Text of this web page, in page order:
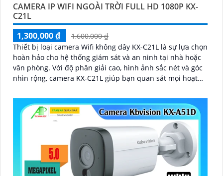
CAMERA IP WIFI NGOÀI TRỜI FULL HD 1080P KX-
C21L
1,300,000 ₫
1,600,000 ₫
Thiết bị loại camera Wifi không dây KX-C21L là sự lựa chọn
hoàn hảo cho hệ thống giám sát và an ninh tại nhà hoặc
văn phòng. Với độ phân giải cao, hình ảnh sắc nét và góc
nhìn rộng, camera KX-C21L giúp bạn quan sát mọi hoạt